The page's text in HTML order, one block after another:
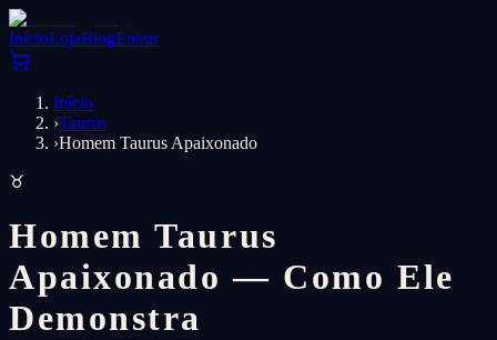
InícioLojaBlogEntrar
Início
›Taurus
›Homem Taurus Apaixonado
♉
Homem Taurus
Apaixonado — Como Ele
Demonstra